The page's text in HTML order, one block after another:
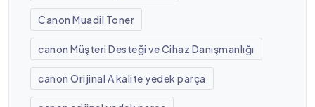
Canon Muadil Toner
canon Müşteri Desteği ve Cihaz Danışmanlığı
canon Orijinal A kalite yedek parça